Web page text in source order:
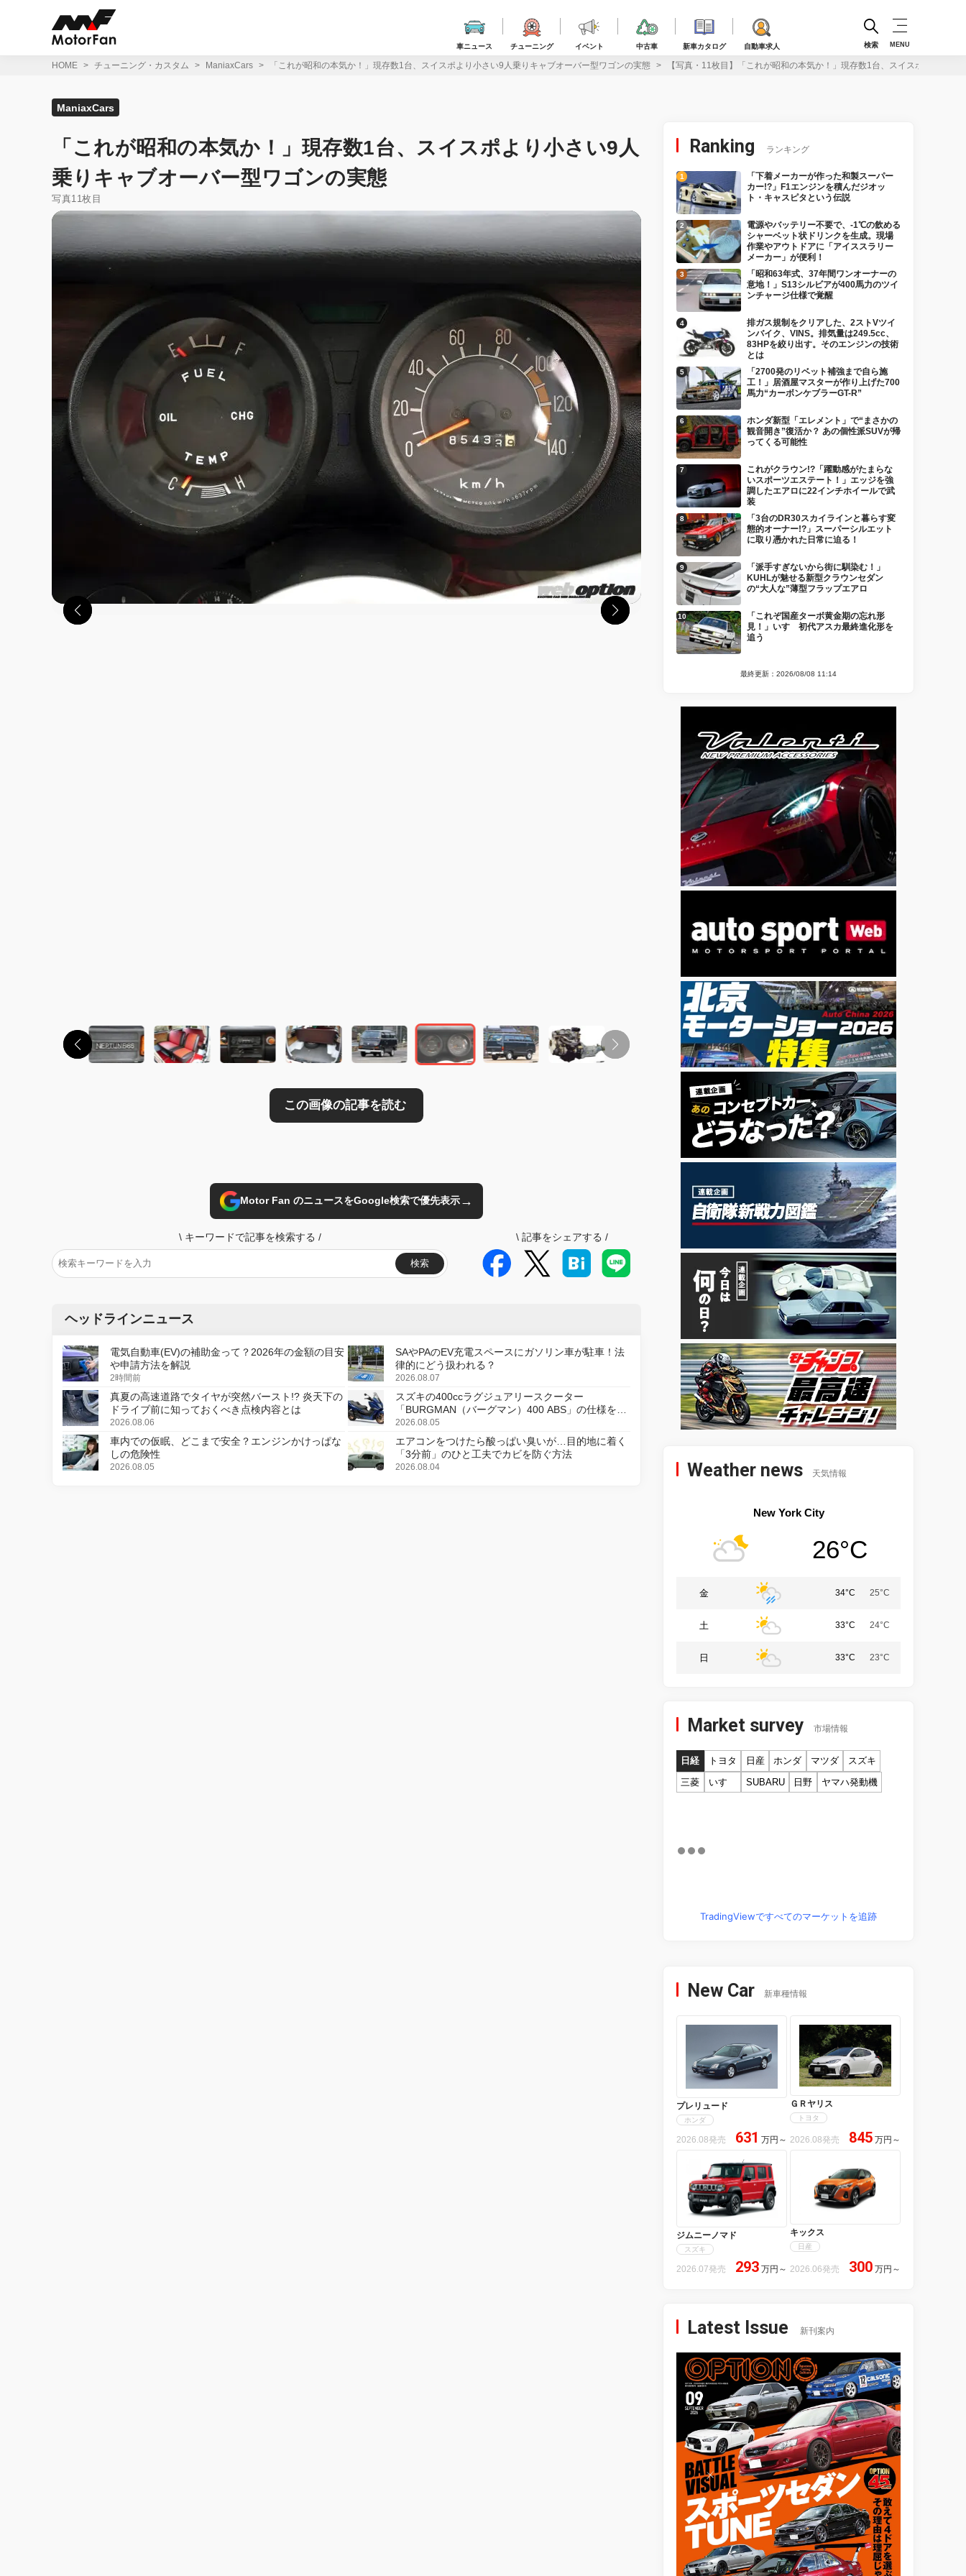
車ニュース チューニング イベント 中古車 新車カタログ 自動車求人 検索 MENU
HOME チューニング・カスタム ManiaxCars 「これが昭和の本気か！」現存数1台、スイスポより小さい9人乗りキャブオーバー型ワゴンの実態 【写真・11枚目】「これが昭和の本気か！」現存数1台、スイスポより小さ
ManiaxCars
「これが昭和の本気か！」現存数1台、スイスポより小さい9人
乗りキャブオーバー型ワゴンの実態
写真11枚目
Motor Fan のニュースをGoogle検索で優先表示→
\ キーワードで記事を検索する /
検索
\ 記事をシェアする /
ヘッドラインニュース
電気自動車(EV)の補助金って？2026年の金額の目安
や申請方法を解説
2時間前
SAやPAのEV充電スペースにガソリン車が駐車！法
律的にどう扱われる？
2026.08.07
真夏の高速道路でタイヤが突然バースト!? 炎天下の
ドライブ前に知っておくべき点検内容とは
2026.08.06
スズキの400ccラグジュアリースクーター
「BURGMAN（バーグマン）400 ABS」の仕様を変
更し、8月18日に発売
2026.08.05
車内での仮眠、どこまで安全？エンジンかけっぱな
しの危険性
2026.08.05
エアコンをつけたら酸っぱい臭いが…目的地に着く
「3分前」のひと工夫でカビを防ぐ方法
2026.08.04
Ranking ランキング
「下着メーカーが作った和製スーパー
カー!?」F1エンジンを積んだジオッ
ト・キャスピタという伝説
電源やバッテリー不要で、-1℃の飲める
シャーベット状ドリンクを生成。現場
作業やアウトドアに「アイススラリー
メーカー」が便利！
「昭和63年式、37年間ワンオーナーの
意地！」S13シルビアが400馬力のツイ
ンチャージ仕様で覚醒
排ガス規制をクリアした、2ストVツイ
ンバイク、VINS。排気量は249.5cc、
83HPを絞り出す。そのエンジンの技術
とは
「2700発のリベット補強まで自ら施
工！」居酒屋マスターが作り上げた700
馬力“カーボンケブラーGT-R”
ホンダ新型「エレメント」で“まさかの
観音開き”復活か？ あの個性派SUVが帰
ってくる可能性
これがクラウン!?「躍動感がたまらな
いスポーツエステート！」エッジを強
調したエアロに22インチホイールで武
装
「3台のDR30スカイラインと暮らす変
態的オーナー!?」スーパーシルエット
に取り憑かれた日常に迫る！
「派手すぎないから街に馴染む！」
KUHLが魅せる新型クラウンセダン
の“大人な”薄型フラップエアロ
「これぞ国産ターボ黄金期の忘れ形
見！」いすゞ初代アスカ最終進化形を
追う
最終更新：2026/08/08 11:14
Weather news 天気情報
New York City
26°C
金 34°C 25°C
土 33°C 24°C
日 33°C 23°C
Market survey 市場情報
日経 トヨタ 日産 ホンダ マツダ
スズキ
三菱
いすゞ SUBARU 日野 ヤマハ発動機
TradingViewですべてのマーケットを追跡
New Car 新車種情報
プレリュード
ホンダ
2026.08発売 631 万円 ～
ＧＲヤリス
トヨタ
2026.08発売 845 万円 ～
ジムニーノマド
スズキ
2026.07発売 293 万円 ～
キックス
日産
2026.06発売 300 万円 ～
Latest Issue 新刊案内